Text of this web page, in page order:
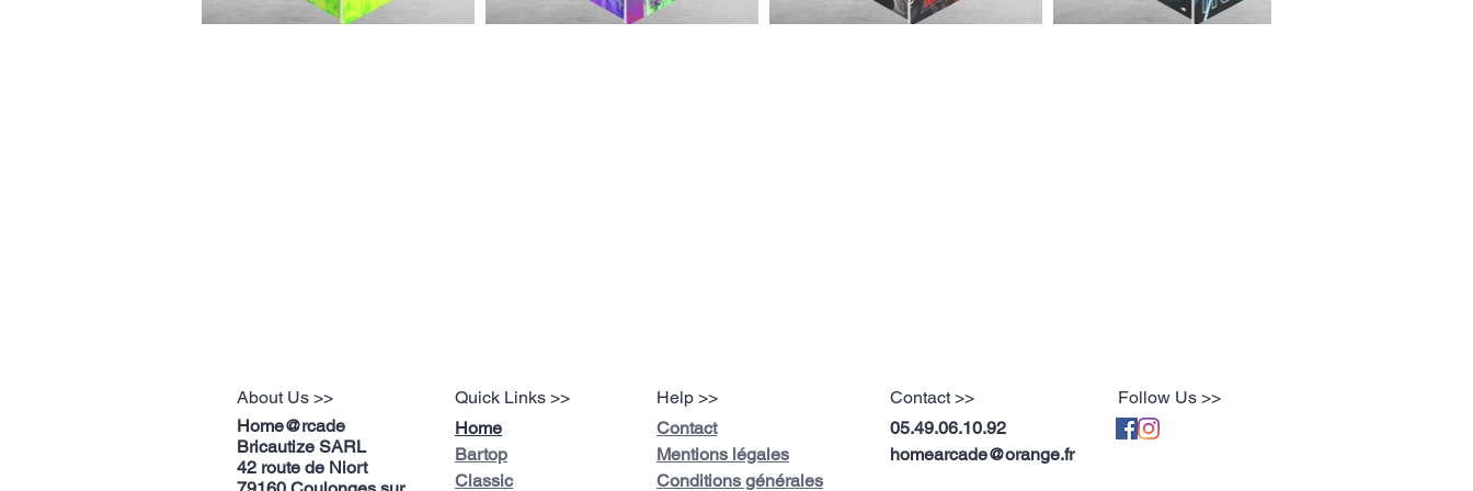
About Us >>
Home@rcade
Bricautize SARL
42 route de Niort
Quick Links >>
Home
Bartop
Classic
Help >>
Contact
Mentions légales
Conditions générales
Contact >>
05.49.06.10.92
homearcade@orange.fr
Follow Us >>